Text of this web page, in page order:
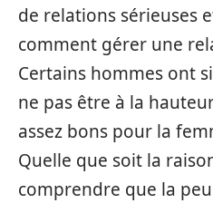
de relations sérieuses
comment gérer une
Certains hommes ont
ne pas être à la
assez bons pour la
Quelle que soit la
comprendre que la